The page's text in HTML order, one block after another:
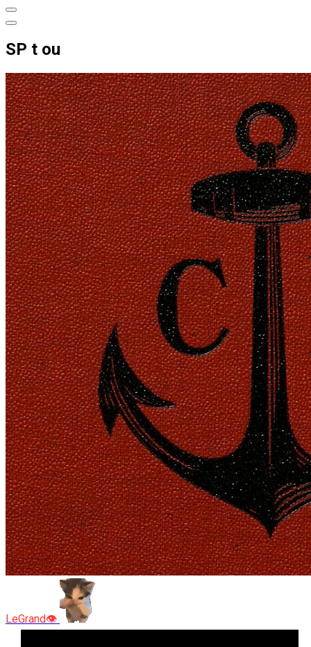
SP t ou
LeGrand👁️